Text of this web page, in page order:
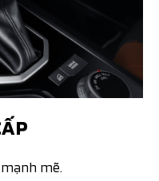
mẽ.​​​